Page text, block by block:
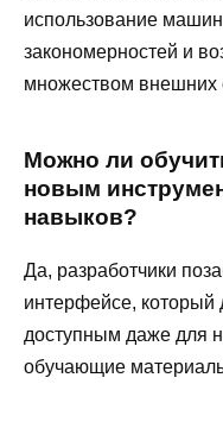
использование
закономерностей и
множеством внешних
Можно ли
новым
навыков?
Да, разработчики
интерфейсе, который
доступным даже для
обучающие